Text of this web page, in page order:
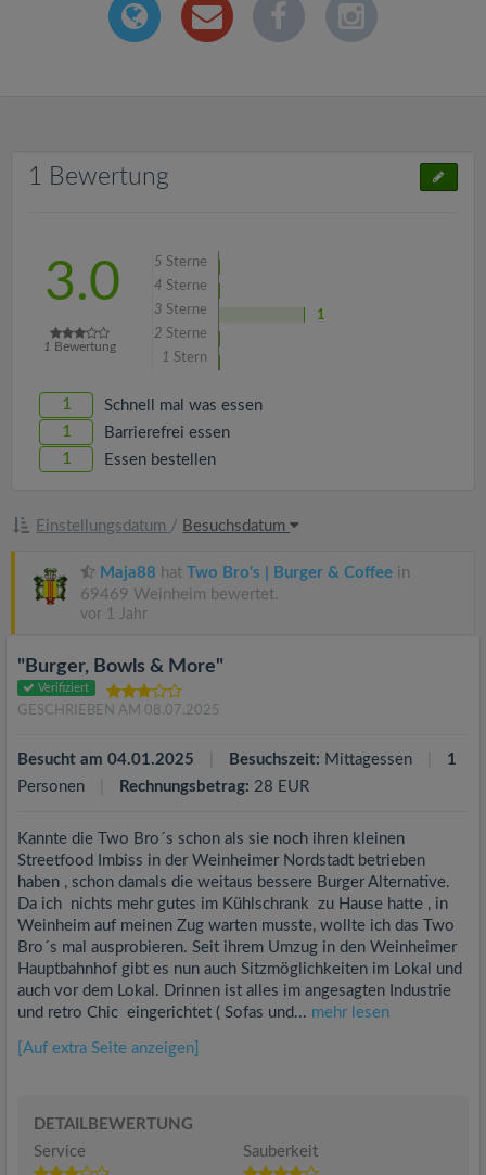
1 Bewertung
3.0
1 Bewertung
5 Sterne
4 Sterne
3 Sterne
1
2 Sterne
1 Stern
1 Schnell mal was essen
1 Barrierefrei essen
1 Essen bestellen
Einstellungsdatum / Besuchsdatum
Maja88 hat Two Bro's | Burger & Coffee in
69469 Weinheim bewertet.
vor 1 Jahr
"Burger, Bowls & More"
Verifiziert
GESCHRIEBEN AM 08.07.2025
Besucht am 04.01.2025 Besuchszeit: Mittagessen
1
Personen
Rechnungsbetrag: 28 EUR
Kannte die Two Bro´s schon als sie noch ihren kleinen
Streetfood Imbiss in der Weinheimer Nordstadt betrieben
haben , schon damals die weitaus bessere Burger Alternative.
Da ich nichts mehr gutes im Kühlschrank zu Hause hatte , in
Weinheim auf meinen Zug warten musste, wollte ich das Two
Bro´s mal ausprobieren. Seit ihrem Umzug in den Weinheimer
Hauptbahnhof gibt es nun auch Sitzmöglichkeiten im Lokal und
auch vor dem Lokal. Drinnen ist alles im angesagten Industrie
und retro Chic eingerichtet ( Sofas und... mehr lesen
[Auf extra Seite anzeigen]
DETAILBEWERTUNG
Service
Sauberkeit